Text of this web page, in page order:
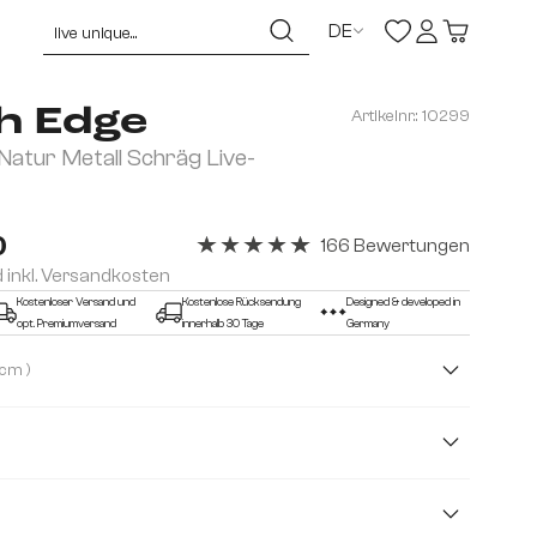
DE
Edge
Metall Schräg Live-
Artikelnr.: 10299
inkl. Versandkosten
166 Bewertungen
Kostenloser Versand und
opt. Premiumversand
Kostenlose Rücksendung
innerhalb 30 Tage
Designed & developed in
Germany
( 3,5 cm )